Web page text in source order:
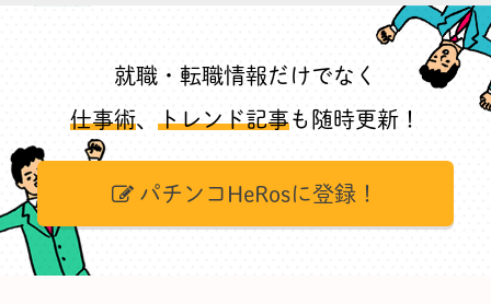
就職・転職情報だけでなく
仕事術、 トレンド記事も随時更新！
パチンコHeRosに登録！